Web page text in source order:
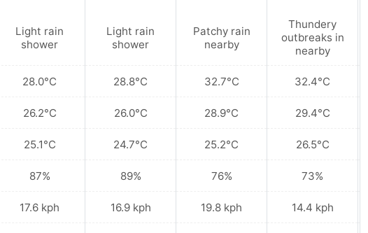
Light rain
shower
28.0°C
26.2°C
25.1°C
87%
17.6 kph
Light rain
shower
28.8°C
26.0°C
24.7°C
89%
16.9 kph
Patchy rain
nearby
32.7°C
28.9°C
25.2°C
76%
19.8 kph
Thundery
outbreaks in
nearby
32.4°C
29.4°C
26.5°C
73%
14.4 kph